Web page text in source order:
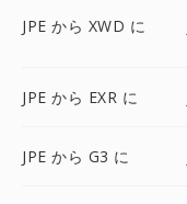
JPE から XWD に
JPE から EXR に
JPE から G3 に